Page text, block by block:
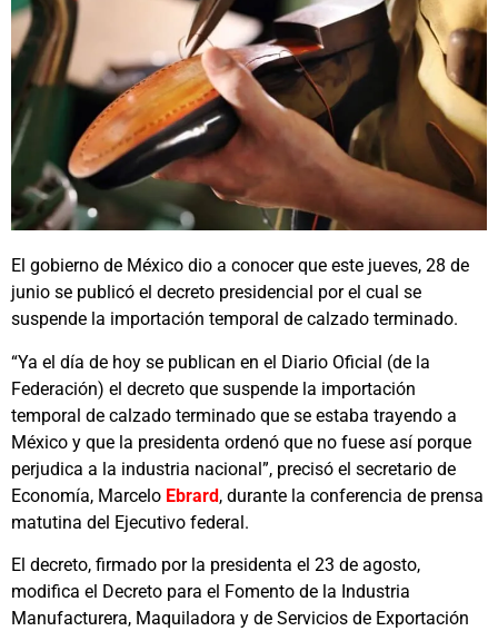
El gobierno de México dio a conocer que este jueves, 28 de
junio se publicó el decreto presidencial por el cual se
suspende la importación temporal de calzado terminado.
“Ya el día de hoy se publican en el Diario Oficial (de la
Federación) el decreto que suspende la importación
temporal de calzado terminado que se estaba trayendo a
México y que la presidenta ordenó que no fuese así porque
perjudica a la industria nacional”, precisó el secretario de
Economía, Marcelo Ebrard, durante la conferencia de prensa
matutina del Ejecutivo federal.
El decreto, firmado por la presidenta el 23 de agosto,
modifica el Decreto para el Fomento de la Industria
Manufacturera, Maquiladora y de Servicios de Exportación